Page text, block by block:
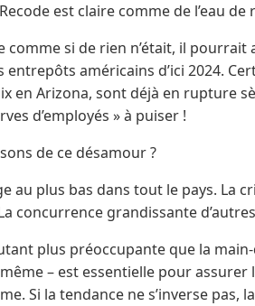
est claire comme de l’eau de
comme si de rien n’était, il
entrepôts américains d’ici 2024.
en Arizona, sont déjà en rupture
d’employés » à puiser !
de ce désamour ?
au plus bas dans tout le pays. La
concurrence grandissante
plus préoccupante que la
– est essentielle pour
Si la tendance ne s’inverse pas,